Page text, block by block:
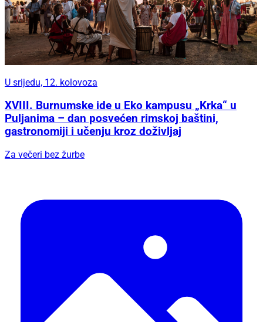
U srijedu, 12. kolovoza
XVIII. Burnumske ide u Eko kampusu „Krka“ u
Puljanima – dan posvećen rimskoj baštini,
gastronomiji i učenju kroz doživljaj
Za večeri bez žurbe